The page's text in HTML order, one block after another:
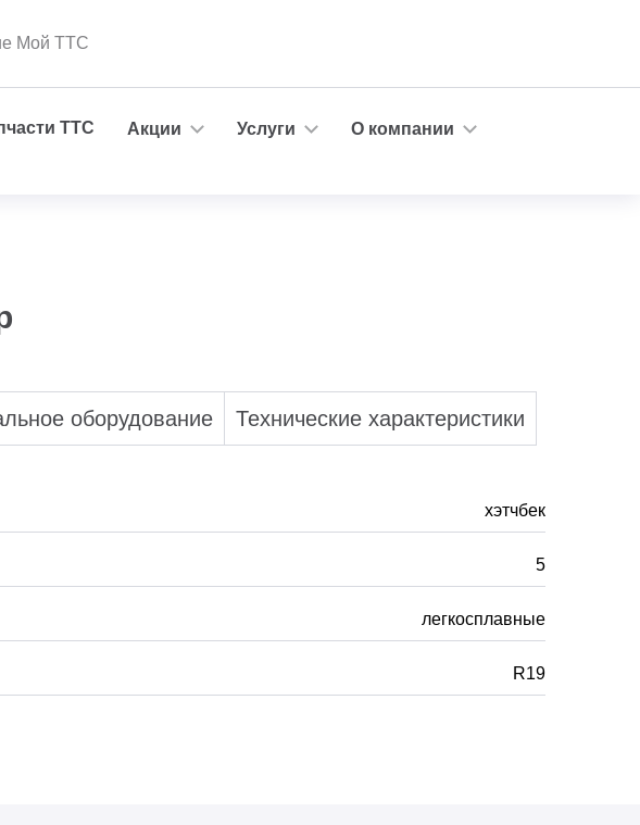
Мой ТТС
ТТС Акции Услуги
О компании
оборудование Технические характеристики
хэтчбек
5
легкосплавные
R19